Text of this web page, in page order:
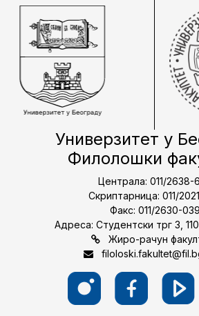
Универзитет у
Филолошки
Централа: 011/2638-
Скриптарница: 011/
Факс: 011/2630-039
Адреса: Студентски трг 3,
Жиро-рачун